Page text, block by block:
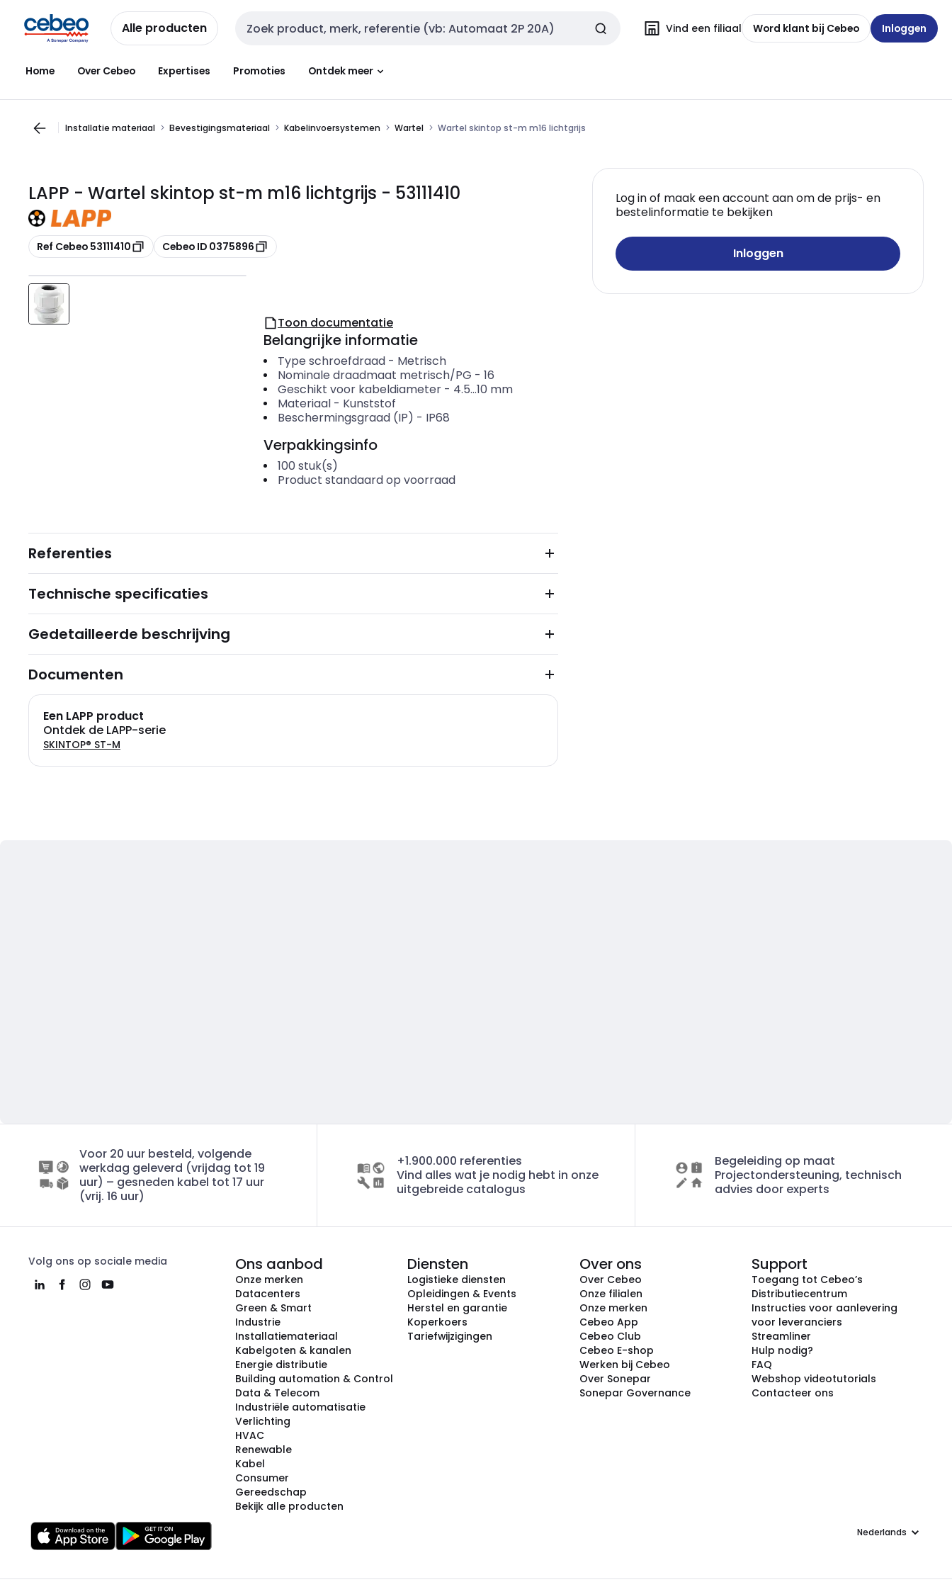
naar
navigatie
naar
inhoud
Alle producten Zoekveld invoer Vind een filiaal Word klant bij Cebeo Inloggen
Home Over Cebeo Expertises Promoties Ontdek meer
Installatie materiaal Bevestigingsmateriaal Kabelinvoersystemen Wartel Wartel skintop st-m m16 lichtgrijs
LAPP - Wartel skintop st-m m16 lichtgrijs - 53111410
Kopiëren
Ref Cebeo 53111410 Kopiëren
Cebeo ID 0375896
Log in of maak een account aan om de prijs- en
bestelinformatie te bekijken
Inloggen
Toon documentatie
Belangrijke informatie
Type schroefdraad- Metrisch
Nominale draadmaat metrisch/PG - 16
Geschikt voor kabeldiameter- 4.5...10 mm
Materiaal- Kunststof
Beschermingsgraad (IP) - IP68
Verpakkingsinfo
100 stuk(s)
Product standaard op voorraad
Referenties
Technische specificaties
Gedetailleerde beschrijving
Documenten
Een LAPP product
Ontdek de LAPP-serie
SKINTOP® ST-M
Voor 20 uur besteld, volgende
werkdag geleverd (vrijdag tot 19
uur) – gesneden kabel tot 17 uur
(vrij. 16 uur)
+1.900.000 referenties
Vind alles wat je nodig hebt in onze
uitgebreide catalogus
Begeleiding op maat
Projectondersteuning, technisch
advies door experts
Volg ons op sociale media Ons aanbod
Onze merken
Datacenters
Green & Smart
Industrie
Installatiemateriaal
Kabelgoten & kanalen
Energie distributie
Building automation & Control
Data & Telecom
Industriële automatisatie
Verlichting
HVAC
Renewable
Kabel
Consumer
Gereedschap
Bekijk alle producten
Diensten
Logistieke diensten
Opleidingen & Events
Herstel en garantie
Koperkoers
Tariefwijzigingen
Over ons
Over Cebeo
Onze filialen
Onze merken
Cebeo App
Cebeo Club
Cebeo E-shop
Werken bij Cebeo
Over Sonepar
Sonepar Governance
Support
Toegang tot Cebeo’s
Distributiecentrum
Instructies voor aanlevering
voor leveranciers
Streamliner
Hulp nodig?
FAQ
Webshop videotutorials
Contacteer ons
Taal